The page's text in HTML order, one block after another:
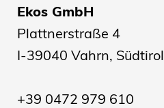
Ekos GmbH
Plattnerstraße 4
I-39040 Vahrn, Südtirol
+39 0472 979 610